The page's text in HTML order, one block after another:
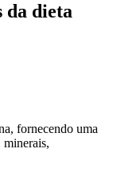
da dieta
fornecendo uma
minerais,